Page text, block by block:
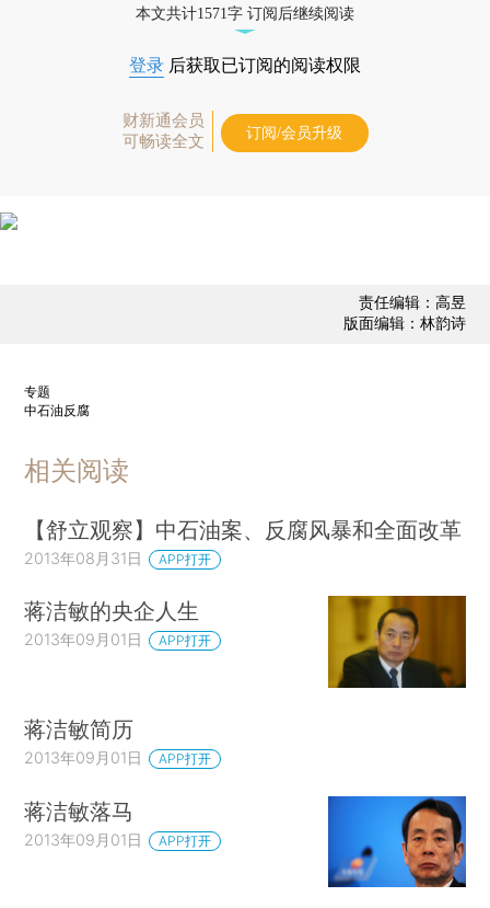
本文共计1571字 订阅后继续阅读
登录 后获取已订阅的阅读权限
财新通会员
可畅读全文
订阅/会员升级
责任编辑：高昱
版面编辑：林韵诗
专题
中石油反腐
相关阅读
【舒立观察】中石油案、反腐风暴和全面改革
2013年08月31日 APP打开
蒋洁敏的央企人生
2013年09月01日 APP打开
蒋洁敏简历
2013年09月01日 APP打开
蒋洁敏落马
2013年09月01日 APP打开